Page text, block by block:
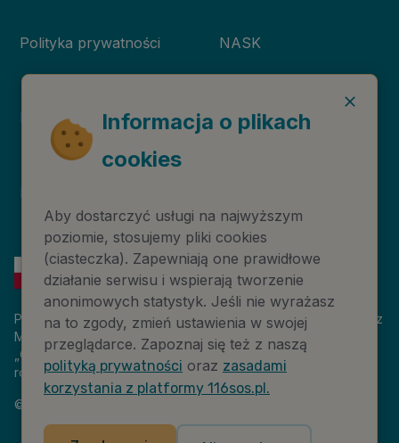
Polityka prywatności
Deklaracja dostępności
Prawa autorskie
NASK
Niebieska Linia
Platforma 116sos.pl jest finansowana z budżetu państwa, przez
Ministerstwo Cyfryzacji. Nazwa zadania publicznego:
„Człowiek w kryzysie – platforma wiedzy i komunikacji –
rozwój wsparcia”. Wartość projektu: 18 884 808,00 zł.
©
Informacja o plikach
cookies
Aby dostarczyć usługi na najwyższym
poziomie, stosujemy pliki cookies
(ciasteczka). Zapewniają one prawidłowe
działanie serwisu i wspierają tworzenie
anonimowych statystyk. Jeśli nie wyrażasz
na to zgody, zmień ustawienia w swojej
przeglądarce. Zapoznaj się też z naszą
polityką prywatności oraz zasadami
korzystania z platformy 116sos.pl.